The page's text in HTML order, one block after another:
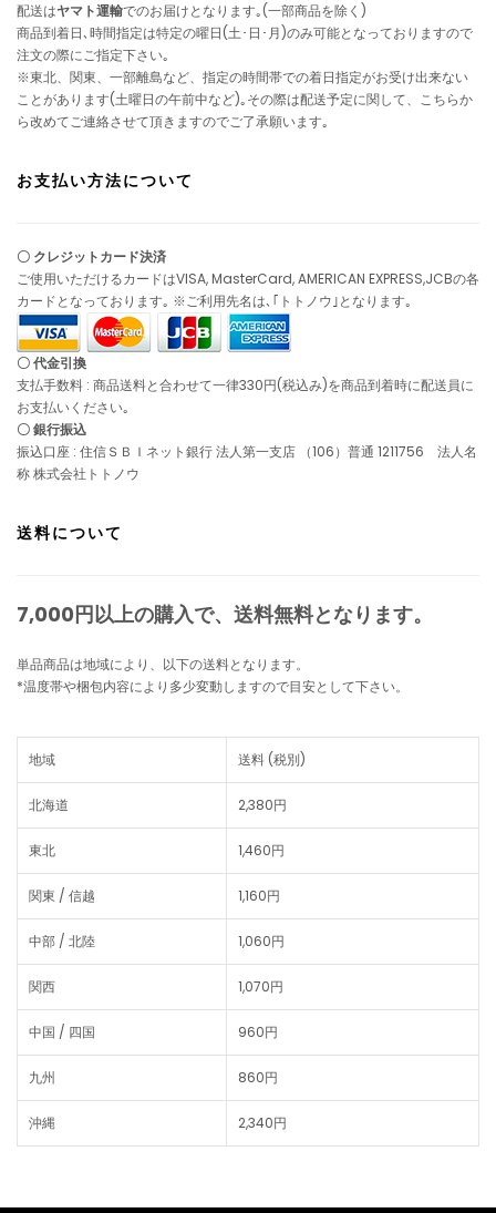
配送はヤマト運輸でのお届けとなります｡(一部商品を除く)
商品到着日､時間指定は特定の曜日(土･日･月)のみ可能となっておりますので
注文の際にご指定下さい｡
※東北、関東、一部離島など、指定の時間帯での着日指定がお受け出来ない
ことがあります(土曜日の午前中など)｡その際は配送予定に関して、こちらか
ら改めてご連絡させて頂きますのでご了承願います｡
お支払い方法について
〇 クレジットカード決済
ご使用いただけるカードはVISA, MasterCard, AMERICAN EXPRESS,JCBの各
カードとなっております｡ ※ご利用先名は､｢トトノウ｣となります｡
〇 代金引換
支払手数料 : 商品送料と合わせて一律330円(税込み)を商品到着時に配送員に
お支払いください｡
〇 銀行振込
振込口座 : 住信ＳＢＩネット銀行 法人第一支店 （106）普通 1211756 法人名
称 株式会社トトノウ
送料について
7,000円以上の購入で、 送料無料となります。
単品商品は地域により、以下の送料となります。
*温度帯や梱包内容により多少変動しますので目安として下さい。
地域 送料 (税別)
北海道 2,380円
東北 1,460円
関東 / 信越 1,160円
中部 / 北陸 1,060円
関西 1,070円
中国 / 四国 960円
九州 860円
沖縄 2,340円